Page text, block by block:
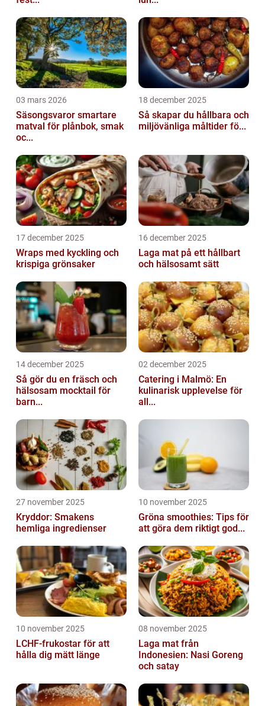
03 mars 2026
Säsongsvaror smartare
matval för plånbok, smak
oc...
18 december 2025
Så skapar du hållbara och
miljövänliga måltider fö...
17 december 2025
Wraps med kyckling och
krispiga grönsaker
16 december 2025
Laga mat på ett hållbart
och hälsosamt sätt
14 december 2025
Så gör du en fräsch och
hälsosam mocktail för
barn...
02 december 2025
Catering i Malmö: En
kulinarisk upplevelse för
all...
27 november 2025
Kryddor: Smakens
hemliga ingredienser
10 november 2025
Gröna smoothies: Tips för
att göra dem riktigt god...
10 november 2025
LCHF-frukostar för att
hålla dig mätt länge
08 november 2025
Laga mat från
Indonesien: Nasi Goreng
och satay